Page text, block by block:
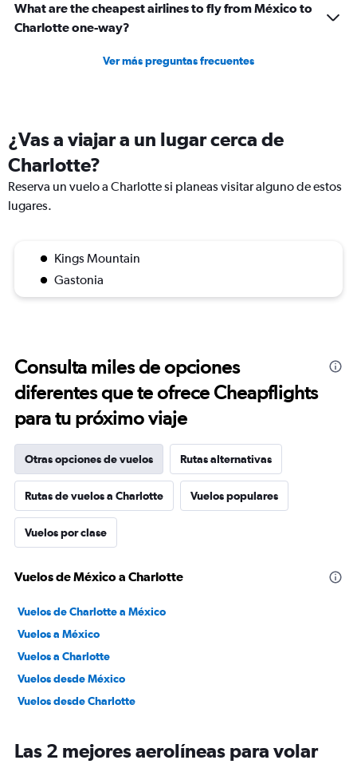
What are the cheapest airlines to fly from México to
Charlotte one-way?
Ver más preguntas frecuentes
¿Vas a viajar a un lugar cerca de
Charlotte?
Reserva un vuelo a Charlotte si planeas visitar alguno de estos
lugares.
Kings Mountain
Gastonia
Consulta miles de opciones
diferentes que te ofrece Cheapflights
para tu próximo viaje
Otras opciones de vuelos Rutas alternativas
Rutas de vuelos a Charlotte Vuelos populares
Vuelos por clase
Vuelos de México a Charlotte
Vuelos de Charlotte a México
Vuelos a México
Vuelos a Charlotte
Vuelos desde México
Vuelos desde Charlotte
Las 2 mejores aerolíneas para volar